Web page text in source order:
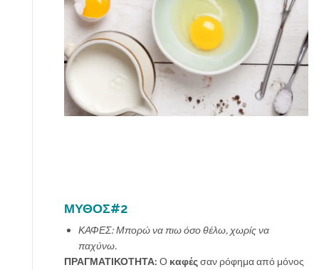
ΜΥΘΟΣ#2
ΚΑΦΕΣ: Μπορώ να πιω όσο θέλω, χωρίς να
παχύνω.
ΠΡΑΓΜΑΤΙΚΟΤΗΤΑ: Ο καφέςσαν ρόφημα από μόνος